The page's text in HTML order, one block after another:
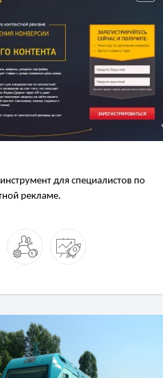
для специалистов по
рекламе.